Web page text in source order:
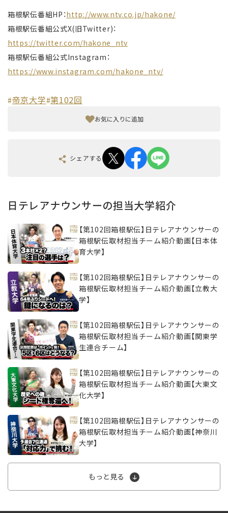
箱根駅伝番組HP：http://www.ntv.co.jp/hakone/
箱根駅伝番組公式X(旧Twitter)：
https://twitter.com/hakone_ntv
箱根駅伝番組公式Instagram：
https://www.instagram.com/hakone_ntv/
#帝京大学#第102回
お気に入りに追加
シェアする
日テレアナウンサーの担当大学紹介
【第102回箱根駅伝】日テレアナウンサーの
箱根駅伝取材担当チーム紹介動画【日本体
育大学】
【第102回箱根駅伝】日テレアナウンサーの
箱根駅伝取材担当チーム紹介動画【立教大
学】
【第102回箱根駅伝】日テレアナウンサーの
箱根駅伝取材担当チーム紹介動画【関東学
生連合チーム】
【第102回箱根駅伝】日テレアナウンサーの
箱根駅伝取材担当チーム紹介動画【大東文
化大学】
【第102回箱根駅伝】日テレアナウンサーの
箱根駅伝取材担当チーム紹介動画【神奈川
大学】
もっと見る